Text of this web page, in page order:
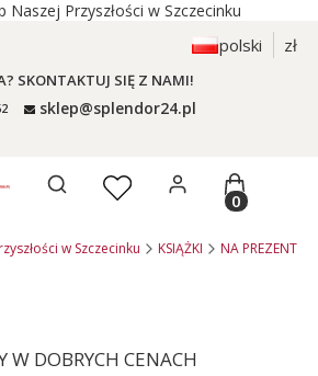
Naszej Przyszłości w Szczecinku
polski zł
SKONTAKTUJ SIĘ Z NAMI!
sklep@splendor24.pl
Otwórz wyszukiwarkęProdukty
w Szczecinku KSIĄŻKI NA PREZENT
W DOBRYCH CENACH